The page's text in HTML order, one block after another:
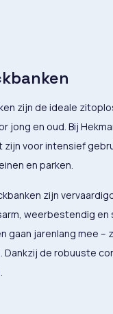
zijn de ideale
jong en oud. Bij
zijn voor intensief
en parken.
zijn
weerbestendig en
gaan jarenlang mee
Dankzij de robuuste